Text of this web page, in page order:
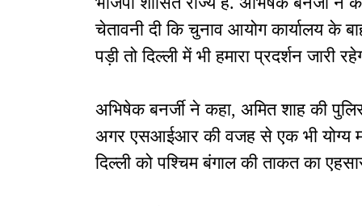
चेतावनी दी कि चुनाव आयोग कार्यालय के
पड़ी तो दिल्ली में भी हमारा प्रदर्शन जारी
अभिषेक बनर्जी ने कहा, अमित शाह की
अगर एसआईआर की वजह से एक भी योग्य
दिल्ली को पश्चिम बंगाल की ताकत का